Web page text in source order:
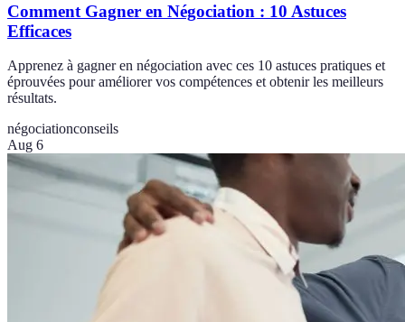
Comment Gagner en Négociation : 10 Astuces
Efficaces
Apprenez à gagner en négociation avec ces 10 astuces pratiques et
éprouvées pour améliorer vos compétences et obtenir les meilleurs
résultats.
négociationconseils
Aug 6